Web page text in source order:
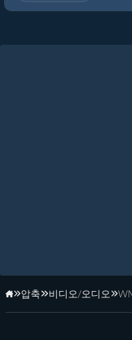
홈페이지
압축 비디오/오디오